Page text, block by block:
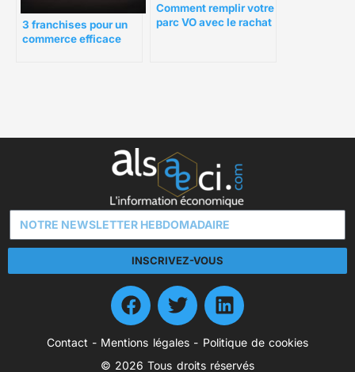
3 franchises pour un
commerce efficace
Comment remplir votre
parc VO avec le rachat
INSCRIVEZ-VOUS
Contact - Mentions légales- Politique de cookies
© 2026 Tous droits réservés